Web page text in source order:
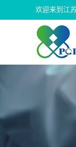
欢迎来到江